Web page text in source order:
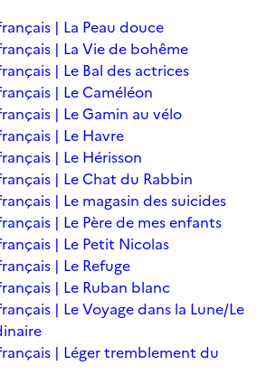
| La Peau douce
| La Vie de bohême
| Le Bal des actrices
| Le Caméléon
| Le Gamin au vélo
| Le Havre
| Le Hérisson
| Le Chat du Rabbin
| Le magasin des suicides
| Le Père de mes enfants
| Le Petit Nicolas
| Le Refuge
| Le Ruban blanc
| Le Voyage dans la Lune/Le
| Léger tremblement du